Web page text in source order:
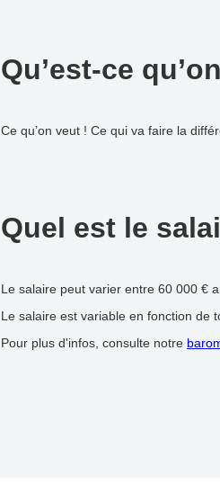
Qu’est-ce
Ce qu’on veut ! Ce qui va faire la
Quel est le
Le salaire peut varier entre 60 000 €
Le salaire est variable en fonction de
Pour plus d'infos, consulte notre